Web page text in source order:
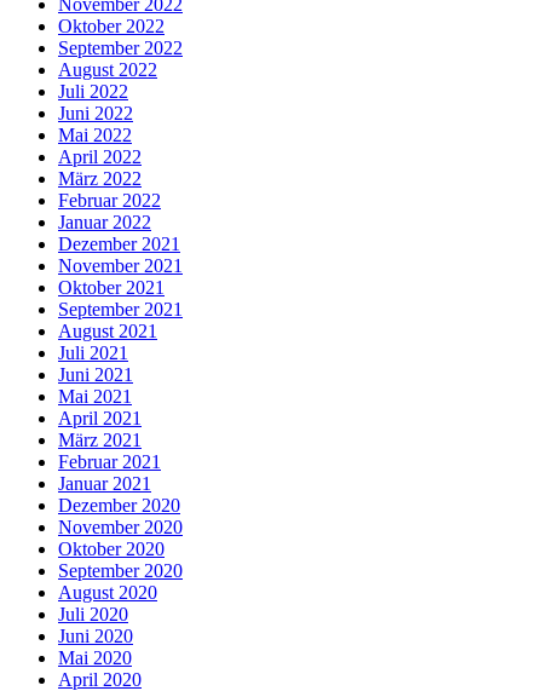
Oktober 2022
September 2022
August 2022
Juli 2022
Juni 2022
Mai 2022
April 2022
März 2022
Februar 2022
Januar 2022
Dezember 2021
November 2021
Oktober 2021
September 2021
August 2021
Juli 2021
Juni 2021
Mai 2021
April 2021
März 2021
Februar 2021
Januar 2021
Dezember 2020
November 2020
Oktober 2020
September 2020
August 2020
Juli 2020
Juni 2020
Mai 2020
April 2020